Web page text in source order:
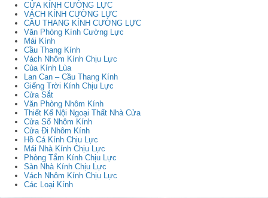
CỬA KÍNH CƯỜNG LỰC
VÁCH KÍNH CƯỜNG LỰC
CẦU THANG KÍNH CƯỜNG LỰC
Văn Phòng Kính Cường Lực
Mái Kính
Cầu Thang Kính
Vách Nhôm Kính Chịu Lực
Của Kính Lùa
Lan Can – Cầu Thang Kính
Giếng Trời Kính Chịu Lực
Cửa Sắt
Văn Phòng Nhôm Kính
Thiết Kế Nội Ngoại Thất Nhà Cửa
Cửa Sổ Nhôm Kính
Cửa Đi Nhôm Kính
Hồ Cá Kính Chịu Lực
Mái Nhà Kính Chịu Lực
Phòng Tắm Kính Chịu Lực
Sàn Nhà Kính Chịu Lực
Vách Nhôm Kính Chịu Lực
Các Loại Kính